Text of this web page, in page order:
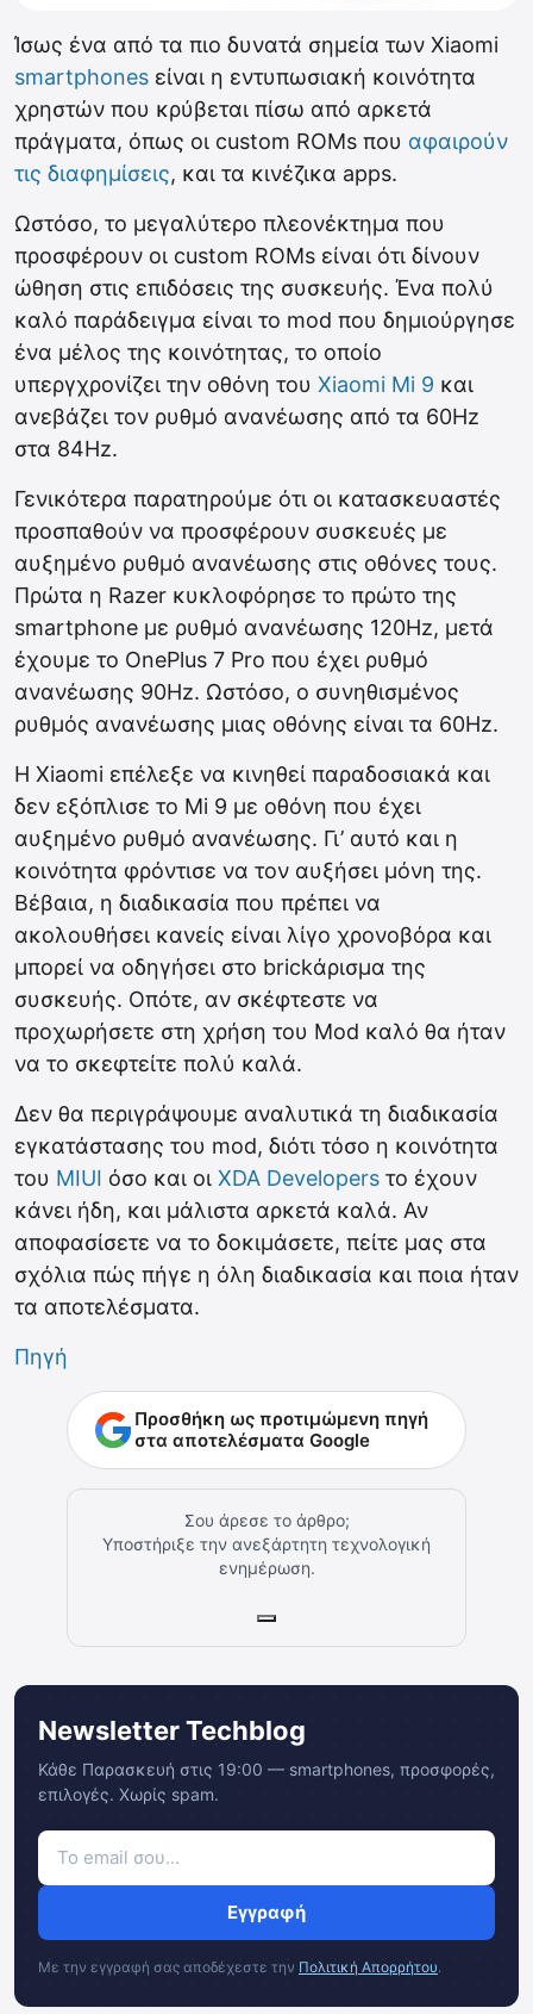
Ίσως ένα από τα πιο δυνατά σημεία των Xiaomi
smartphones είναι η εντυπωσιακή κοινότητα
χρηστών που κρύβεται πίσω από αρκετά
πράγματα, όπως οι custom ROMs που αφαιρούν
τις διαφημίσεις, και τα κινέζικα apps.
Ωστόσο, το μεγαλύτερο πλεονέκτημα που
προσφέρουν οι custom ROMs είναι ότι δίνουν
ώθηση στις επιδόσεις της συσκευής. Ένα πολύ
καλό παράδειγμα είναι το mod που δημιούργησε
ένα μέλος της κοινότητας, το οποίο
υπεργχρονίζει την οθόνη του Xiaomi Mi 9 και
ανεβάζει τον ρυθμό ανανέωσης από τα 60Hz
στα 84Hz.
Γενικότερα παρατηρούμε ότι οι κατασκευαστές
προσπαθούν να προσφέρουν συσκευές με
αυξημένο ρυθμό ανανέωσης στις οθόνες τους.
Πρώτα η Razer κυκλοφόρησε το πρώτο της
smartphone με ρυθμό ανανέωσης 120Hz, μετά
έχουμε το OnePlus 7 Pro που έχει ρυθμό
ανανέωσης 90Hz. Ωστόσο, ο συνηθισμένος
ρυθμός ανανέωσης μιας οθόνης είναι τα 60Hz.
Η Xiaomi επέλεξε να κινηθεί παραδοσιακά και
δεν εξόπλισε το Mi 9 με οθόνη που έχει
αυξημένο ρυθμό ανανέωσης. Γι’ αυτό και η
κοινότητα φρόντισε να τον αυξήσει μόνη της.
Βέβαια, η διαδικασία που πρέπει να
ακολουθήσει κανείς είναι λίγο χρονοβόρα και
μπορεί να οδηγήσει στο brickάρισμα της
συσκευής. Οπότε, αν σκέφτεστε να
προχωρήσετε στη χρήση του Mod καλό θα ήταν
να το σκεφτείτε πολύ καλά.
Δεν θα περιγράψουμε αναλυτικά τη διαδικασία
εγκατάστασης του mod, διότι τόσο η κοινότητα
του MIUI όσο και οι XDA Developers το έχουν
κάνει ήδη, και μάλιστα αρκετά καλά. Αν
αποφασίσετε να το δοκιμάσετε, πείτε μας στα
σχόλια πώς πήγε η όλη διαδικασία και ποια ήταν
τα αποτελέσματα.
Πηγή
Προσθήκη ως προτιμώμενη πηγή
στα αποτελέσματα Google
Σου άρεσε το άρθρο;
Υποστήριξε την ανεξάρτητη τεχνολογική
ενημέρωση.
Newsletter Techblog
Κάθε Παρασκευή στις 19:00 — smartphones, προσφορές,
επιλογές. Χωρίς spam.
Εγγραφή
Με την εγγραφή σας αποδέχεστε την Πολιτική Απορρήτου.